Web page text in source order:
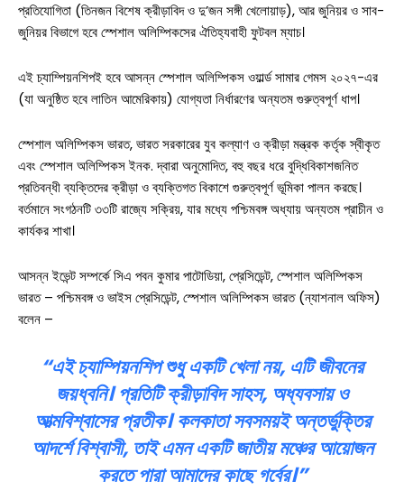
প্রতিযোগিতা (তিনজন বিশেষ ক্রীড়াবিদ ও দু’জন সঙ্গী খেলোয়াড়), আর জুনিয়র ও সাব-
জুনিয়র বিভাগে হবে স্পেশাল অলিম্পিকসের ঐতিহ্যবাহী ফুটবল ম্যাচ।
এই চ্যাম্পিয়নশিপই হবে আসন্ন স্পেশাল অলিম্পিকস ওয়ার্ল্ড সামার গেমস ২০২৭-এর
(যা অনুষ্ঠিত হবে লাতিন আমেরিকায়) যোগ্যতা নির্ধারণের অন্যতম গুরুত্বপূর্ণ ধাপ।
স্পেশাল অলিম্পিকস ভারত, ভারত সরকারের যুব কল্যাণ ও ক্রীড়া মন্ত্রক কর্তৃক স্বীকৃত
এবং স্পেশাল অলিম্পিকস ইনক. দ্বারা অনুমোদিত, বহু বছর ধরে বুদ্ধিবিকাশজনিত
প্রতিবন্ধী ব্যক্তিদের ক্রীড়া ও ব্যক্তিগত বিকাশে গুরুত্বপূর্ণ ভূমিকা পালন করছে।
বর্তমানে সংগঠনটি ৩৩টি রাজ্যে সক্রিয়, যার মধ্যে পশ্চিমবঙ্গ অধ্যায় অন্যতম প্রাচীন ও
কার্যকর শাখা।
আসন্ন ইভেন্ট সম্পর্কে সিএ পবন কুমার পাটোডিয়া, প্রেসিডেন্ট, স্পেশাল অলিম্পিকস
ভারত – পশ্চিমবঙ্গ ও ভাইস প্রেসিডেন্ট, স্পেশাল অলিম্পিকস ভারত (ন্যাশনাল অফিস)
বলেন –
“এই চ্যাম্পিয়নশিপ শুধু একটি খেলা নয়, এটি জীবনের
জয়ধ্বনি। প্রতিটি ক্রীড়াবিদ সাহস, অধ্যবসায় ও
আত্মবিশ্বাসের প্রতীক। কলকাতা সবসময়ই অন্তর্ভুক্তির
আদর্শে বিশ্বাসী, তাই এমন একটি জাতীয় মঞ্চের আয়োজন
করতে পারা আমাদের কাছে গর্বের।”